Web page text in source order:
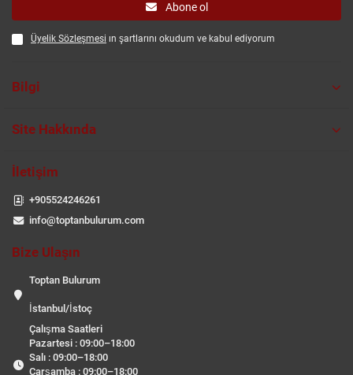
Abone ol
Üyelik Sözleşmesi ın şartlarını okudum ve kabul ediyorum
Bilgi
Site Hakkında
İletişim
+905524246261
info@toptanbulurum.com
Bize Ulaşın
Toptan Bulurum
İstanbul/İstoç
Çalışma Saatleri
Pazartesi : 09:00–18:00
Salı : 09:00–18:00
Çarşamba : 09:00–18:00